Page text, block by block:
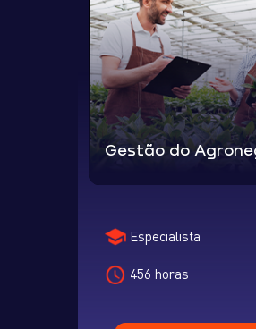
Gestão do
Especialista
456 horas